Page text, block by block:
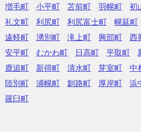
増毛町
小平町 苫前町 羽幌町 初
礼文町
利尻町 利尻富士町 幌延町
遠軽町
湧別町 滝上町 興部町 西
安平町
むかわ町 日高町 平取町
鹿追町
新得町 清水町 芽室町 中
陸別町
浦幌町 釧路町 厚岸町 浜
羅臼町